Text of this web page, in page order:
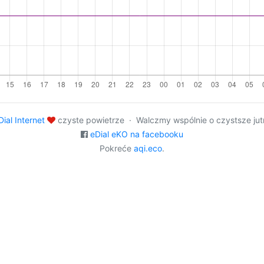
Internet
czyste powietrze · Walczmy wspólnie o czystsze
eDial eKO na facebooku
Pokreće aqi.eco.